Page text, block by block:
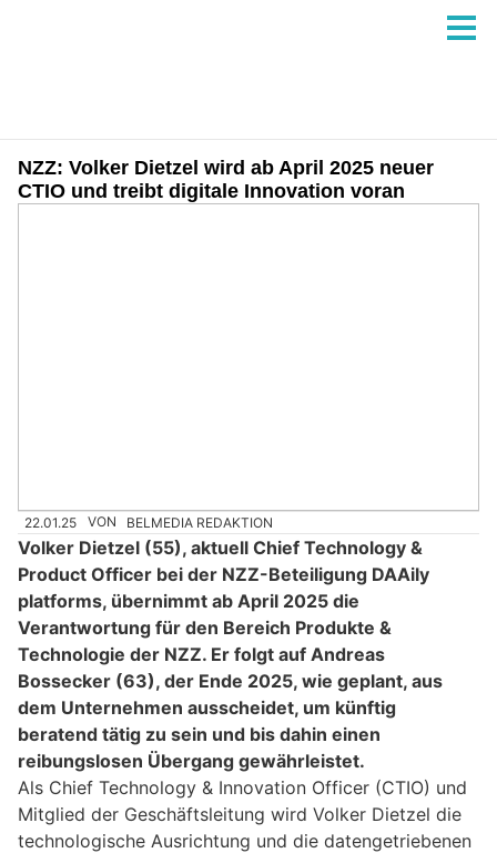
NZZ: Volker Dietzel wird ab April 2025 neuer
CTIO und treibt digitale Innovation voran
22.01.25 VON BELMEDIA REDAKTION
Volker Dietzel (55), aktuell Chief Technology &
Product Officer bei der NZZ-Beteiligung DAAily
platforms, übernimmt ab April 2025 die
Verantwortung für den Bereich Produkte &
Technologie der NZZ. Er folgt auf Andreas
Bossecker (63), der Ende 2025, wie geplant, aus
dem Unternehmen ausscheidet, um künftig
beratend tätig zu sein und bis dahin einen
reibungslosen Übergang gewährleistet.
Als Chief Technology & Innovation Officer (CTIO) und
Mitglied der Geschäftsleitung wird Volker Dietzel die
technologische Ausrichtung und die datengetriebenen